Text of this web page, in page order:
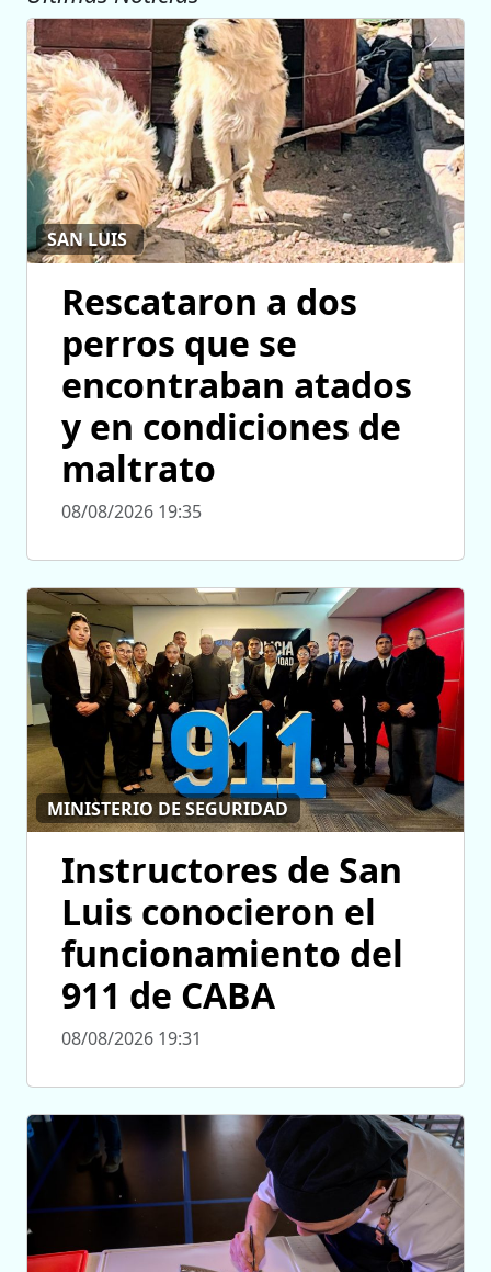
SAN LUIS
Rescataron a dos
perros que se
encontraban atados
y en condiciones de
maltrato
08/08/2026 19:35
MINISTERIO DE SEGURIDAD
Instructores de San
Luis conocieron el
funcionamiento del
911 de CABA
08/08/2026 19:31